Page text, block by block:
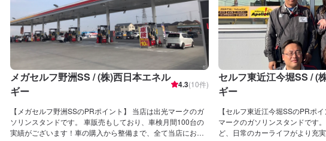
メガセルフ野洲SS / (株)西日本エネル
ギー
4.3(10件)
【メガセルフ野洲SSのPRポイント】 当店は出光マークのガ
ソリンスタンドです。 車販売もしており、車検月間100台の
実績がございます！車の購入から整備まで、全て当店にお任
セルフ東近江今堀SS / (
ギー
【セルフ東近江今堀SSのPRポ
マークのガソリンスタンドです
ど、日常のカーライフがより充